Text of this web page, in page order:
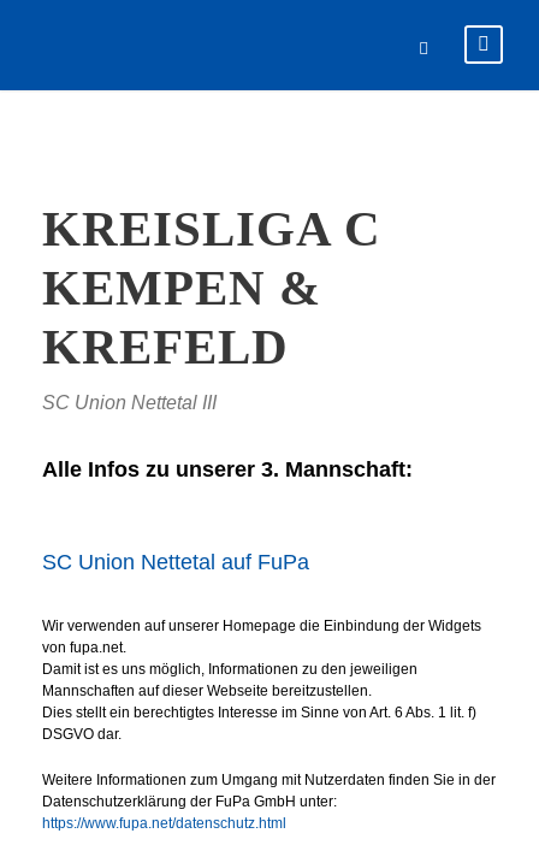
KREISLIGA C
KEMPEN &
KREFELD
SC Union Nettetal III
Alle Infos zu unserer 3. Mannschaft:
SC Union Nettetal auf FuPa
Wir verwenden auf unserer Homepage die Einbindung der Widgets
von fupa.net.
Damit ist es uns möglich, Informationen zu den jeweiligen
Mannschaften auf dieser Webseite bereitzustellen.
Dies stellt ein berechtigtes Interesse im Sinne von Art. 6 Abs. 1 lit. f)
DSGVO dar.
Weitere Informationen zum Umgang mit Nutzerdaten finden Sie in der
Datenschutzerklärung der FuPa GmbH unter:
https://www.fupa.net/datenschutz.html